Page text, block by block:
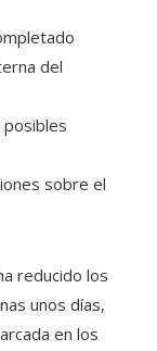
del
posibles
sobre el
reducido los
unos días,
en los